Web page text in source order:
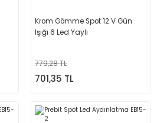
Krom Gömme Spot 12 V Gün
Işığı 6 Led Yaylı
779,28 TL
701,35 TL